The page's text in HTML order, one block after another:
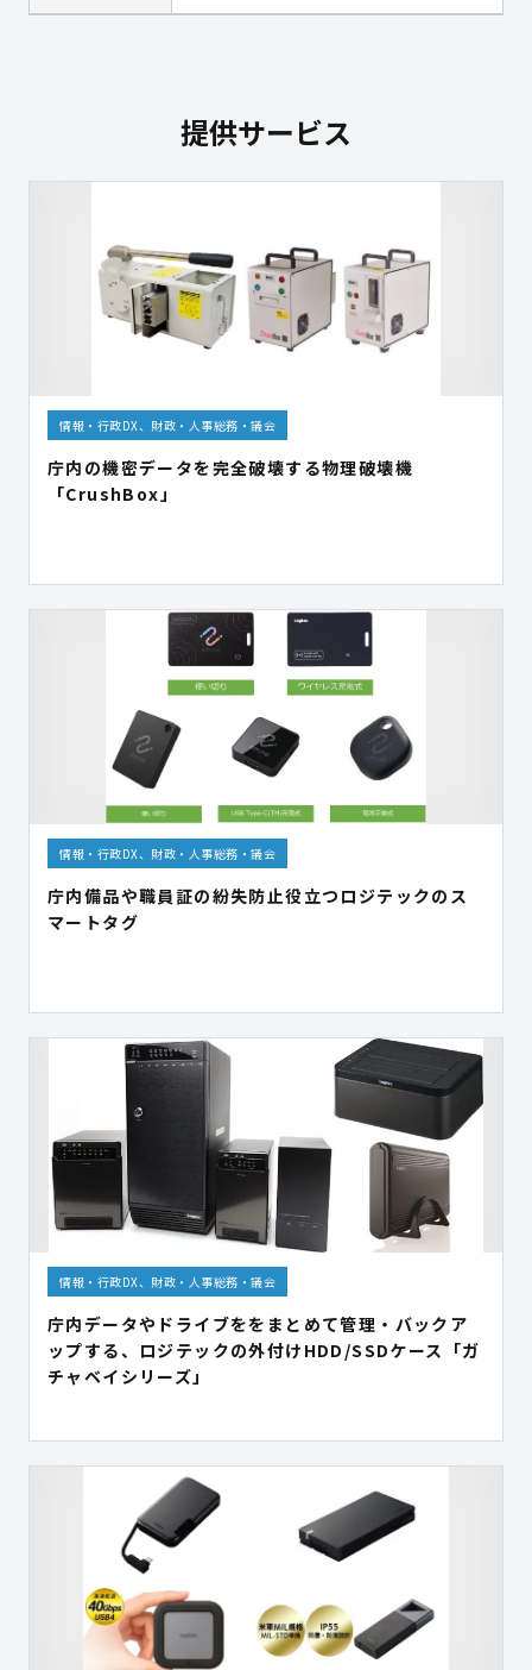
提供サービス
情報・行政DX、財政・人事総務・議会
庁内の機密データを完全破壊する物理破壊機
「CrushBox」
情報・行政DX、財政・人事総務・議会
庁内備品や職員証の紛失防止役立つロジテックのス
マートタグ
情報・行政DX、財政・人事総務・議会
庁内データやドライブををまとめて管理・バックア
ップする、ロジテックの外付けHDD/SSDケース「ガ
チャベイシリーズ」